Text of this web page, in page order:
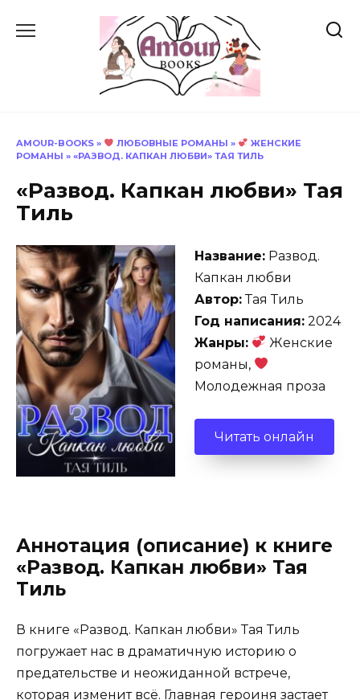
AMOUR-BOOKS » ЛЮБОВНЫЕ РОМАНЫ »
ЖЕНСКИЕ
РОМАНЫ » «РАЗВОД. КАПКАН ЛЮБВИ» ТАЯ ТИЛЬ
«Развод. Капкан любви» Тая
Тиль
Название: Развод.
Капкан любви
Автор:Тая Тиль
Год написания: 2024
Жанры:
Женские
романы,
Молодежная проза
Читать онлайн
Аннотация (описание) к книге
«Развод. Капкан любви» Тая
Тиль
В книге «Развод. Капкан любви» Тая Тиль
погружает нас в драматичную историю о
предательстве и неожиданной встрече,
которая изменит всё. Главная героиня застает